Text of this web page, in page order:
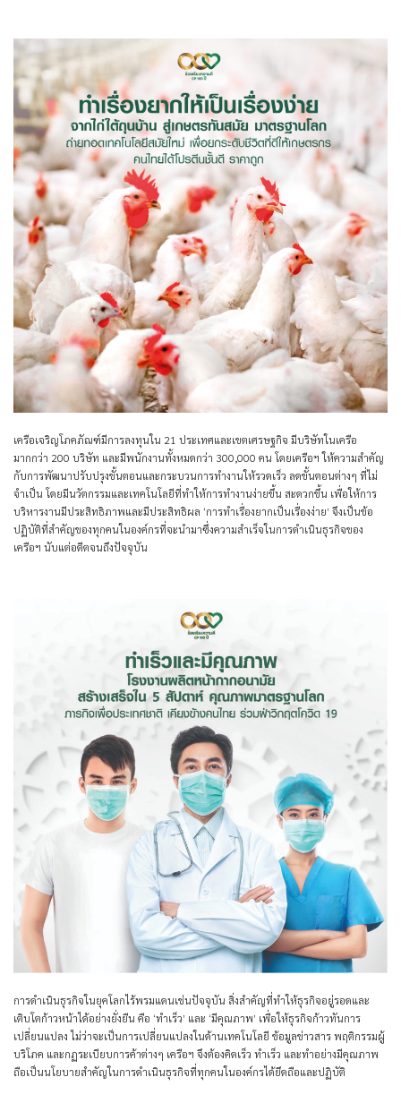
เครือเจริญโภคภัณฑ์มีการลงทุนใน 21 ประเทศและเขตเศรษฐกิจ มีบริษัทในเครือ
มากกว่า 200 บริษัท และมีพนักงานทั้งหมดกว่า 300,000 คน โดยเครือฯ ให้ความสำคัญ
กับการพัฒนาปรับปรุงขั้นตอนและกระบวนการทำงานให้รวดเร็ว ลดขั้นตอนต่างๆ ที่ไม่
จำเป็น โดยมีนวัตกรรมและเทคโนโลยีที่ทำให้การทำงานง่ายขึ้น สะดวกขึ้น เพื่อให้การ
บริหารงานมีประสิทธิภาพและมีประสิทธิผล ‘การทำเรื่องยากเป็นเรื่องง่าย’ จึงเป็นข้อ
ปฏิบัติที่สำคัญของทุกคนในองค์กรที่จะนำมาซึ่งความสำเร็จในการดำเนินธุรกิจของ
เครือฯ นับแต่อดีตจนถึงปัจจุบัน
การดำเนินธุรกิจในยุคโลกไร้พรมแดนเช่นปัจจุบัน สิ่งสำคัญที่ทำให้ธุรกิจอยู่รอดและ
เติบโตก้าวหน้าได้อย่างยั่งยืน คือ ‘ทำเร็ว’ และ ‘มีคุณภาพ’ เพื่อให้ธุรกิจก้าวทันการ
เปลี่ยนแปลง ไม่ว่าจะเป็นการเปลี่ยนแปลงในด้านเทคโนโลยี ข้อมูลข่าวสาร พฤติกรรมผู้
บริโภค และกฏระเบียบการค้าต่างๆ เครือฯ จึงต้องคิดเร็ว ทำเร็ว และทำอย่างมีคุณภาพ
ถือเป็นนโยบายสำคัญในการดำเนินธุรกิจที่ทุกคนในองค์กรได้ยึดถือและปฏิบัติ